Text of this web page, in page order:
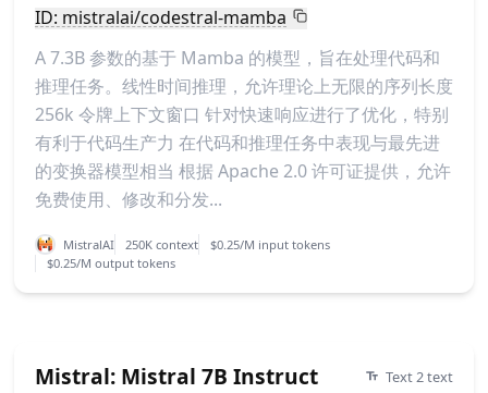
ID: mistralai/codestral-mamba
A 7.3B 参数的基于 Mamba 的模型，旨在处理代码和
推理任务。线性时间推理，允许理论上无限的序列长度
256k 令牌上下文窗口 针对快速响应进行了优化，特别
有利于代码生产力 在代码和推理任务中表现与最先进
的变换器模型相当 根据 Apache 2.0 许可证提供，允许
免费使用、修改和分发...
MistralAI 250K context
$0.25/M input tokens
$0.25/M output tokens
Mistral: Mistral 7B Instruct Text 2 text